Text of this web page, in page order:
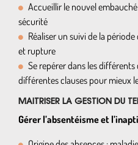
Accueillir le nouvel
sécurité
Réaliser un suivi de la
et rupture
Se repérer dans les
différentes clauses pour mieux
MAITRISER LA GESTION DU
Gérer l’absentéisme et